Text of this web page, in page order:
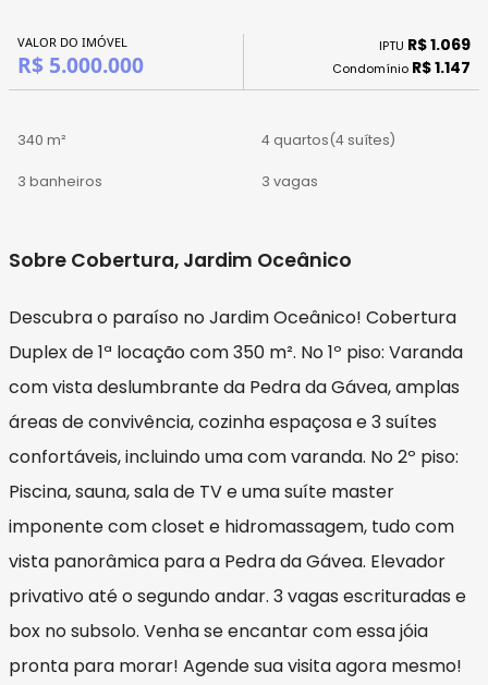
VALOR DO IMÓVEL
R$ 5.000.000
IPTU R$ 1.069
Condomínio R$ 1.147
340 m² 4 quartos(4 suítes)
3 banheiros 3 vagas
Sobre Cobertura, Jardim Oceânico
Descubra o paraíso no Jardim Oceânico! Cobertura
Duplex de 1ª locação com 350 m². No 1º piso: Varanda
com vista deslumbrante da Pedra da Gávea, amplas
áreas de convivência, cozinha espaçosa e 3 suítes
confortáveis, incluindo uma com varanda. No 2º piso:
Piscina, sauna, sala de TV e uma suíte master
imponente com closet e hidromassagem, tudo com
vista panorâmica para a Pedra da Gávea. Elevador
privativo até o segundo andar. 3 vagas escrituradas e
box no subsolo. Venha se encantar com essa jóia
pronta para morar! Agende sua visita agora mesmo!